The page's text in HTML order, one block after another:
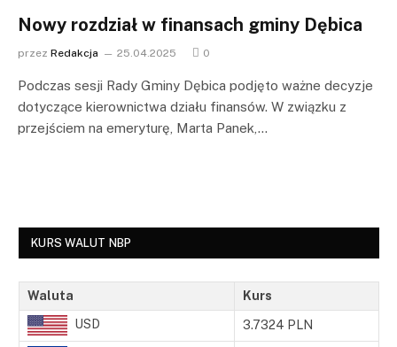
Nowy rozdział w finansach gminy Dębica
przez Redakcja 25.04.2025 0
Podczas sesji Rady Gminy Dębica podjęto ważne decyzje
dotyczące kierownictwa działu finansów. W związku z
przejściem na emeryturę, Marta Panek,…
KURS WALUT NBP
Waluta Kurs
USD 3.7324 PLN